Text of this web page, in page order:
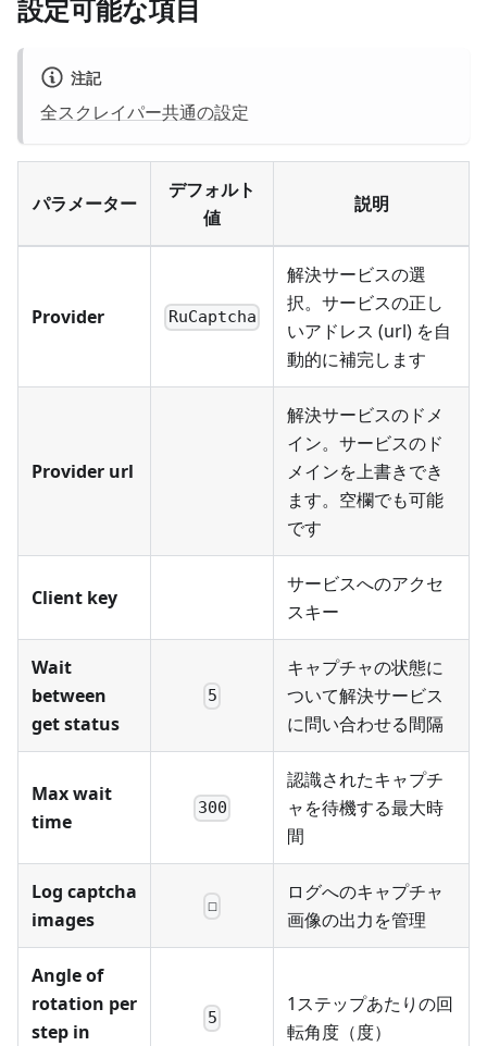
設定可能な項目
注記
全スクレイパー共通の設定
パラメーター
デフォルト
値
説明
Provider RuCaptcha
解決サービスの選
択。サービスの正し
いアドレス (url) を自
動的に補完します
Provider url
解決サービスのドメ
イン。サービスのド
メインを上書きでき
ます。空欄でも可能
です
Client key
サービスへのアクセ
スキー
Wait
between
get status
5
キャプチャの状態に
ついて解決サービス
に問い合わせる間隔
Max wait
time
300
認識されたキャプチ
ャを待機する最大時
間
Log captcha
images
☐
ログへのキャプチャ
画像の出力を管理
Angle of
rotation per
step in
5
1ステップあたりの回
転角度（度）